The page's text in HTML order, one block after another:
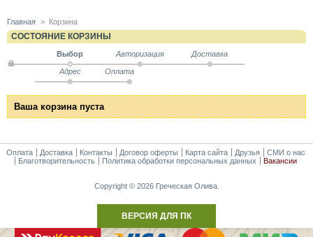
Главная > Корзина
СОСТОЯНИЕ КОРЗИНЫ
Выбор Авторизация Доставка
Адрес Оплата
Ваша корзина пуста
Оплата Доставка Контакты Договор оферты Карта сайта Друзья
СМИ о нас
Благотворительность
Политика обработки персональных данных Вакансии
Copyright © 2026 Греческая Олива.
ВЕРСИЯ ДЛЯ ПК